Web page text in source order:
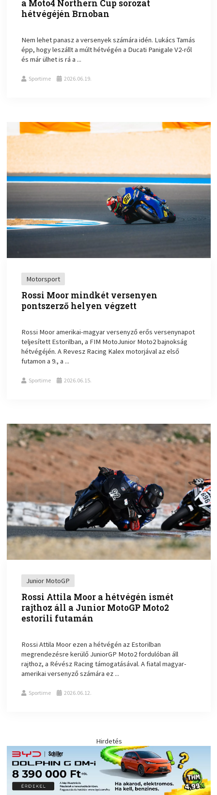
a Moto4 Northern Cup sorozat
hétvégéjén Brnoban
Nem lehet panasz a versenyek számára idén. Lukács Tamás
épp, hogy leszállt a múlt hétvégén a Ducati Panigale V2-ről
és már ülhet is rá a ...
Sportime 2026.06.19.
Motorsport
Rossi Moor mindkét versenyen
pontszerző helyen végzett
Rossi Moor amerikai-magyar versenyző erős versenynapot
teljesített Estorilban, a FIM MotoJunior Moto2 bajnokság
hétvégéjén. A Revesz Racing Kalex motorjával az első
futamon a 9., a ...
Sportime 2026.06.15.
Junior MotoGP
Rossi Attila Moor a hétvégén ismét
rajthoz áll a Junior MotoGP Moto2
estorili futamán
Rossi Attila Moor ezen a hétvégén az Estorilban
megrendezésre kerülő JuniorGP Moto2 fordulóban áll
rajthoz, a Révész Racing támogatásával. A fiatal magyar-
amerikai versenyző számára ez ...
Sportime 2026.06.12.
Hirdetés